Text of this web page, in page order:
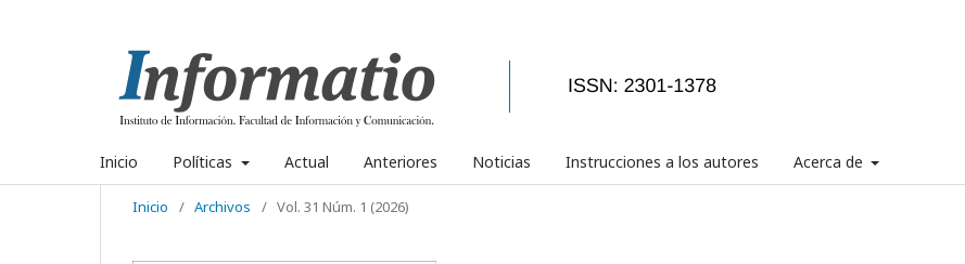
Inicio Políticas Actual Anteriores Noticias Instrucciones a los autores Acerca de
Inicio / Archivos / Vol. 31 Núm. 1 (2026)